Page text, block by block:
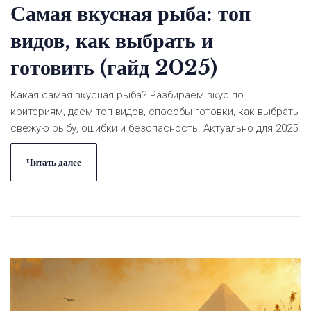
Самая вкусная рыба: топ
видов, как выбрать и
готовить (гайд 2025)
Какая самая вкусная рыба? Разбираем вкус по
критериям, даём топ видов, способы готовки, как выбрать
свежую рыбу, ошибки и безопасность. Актуально для 2025.
Читать далее